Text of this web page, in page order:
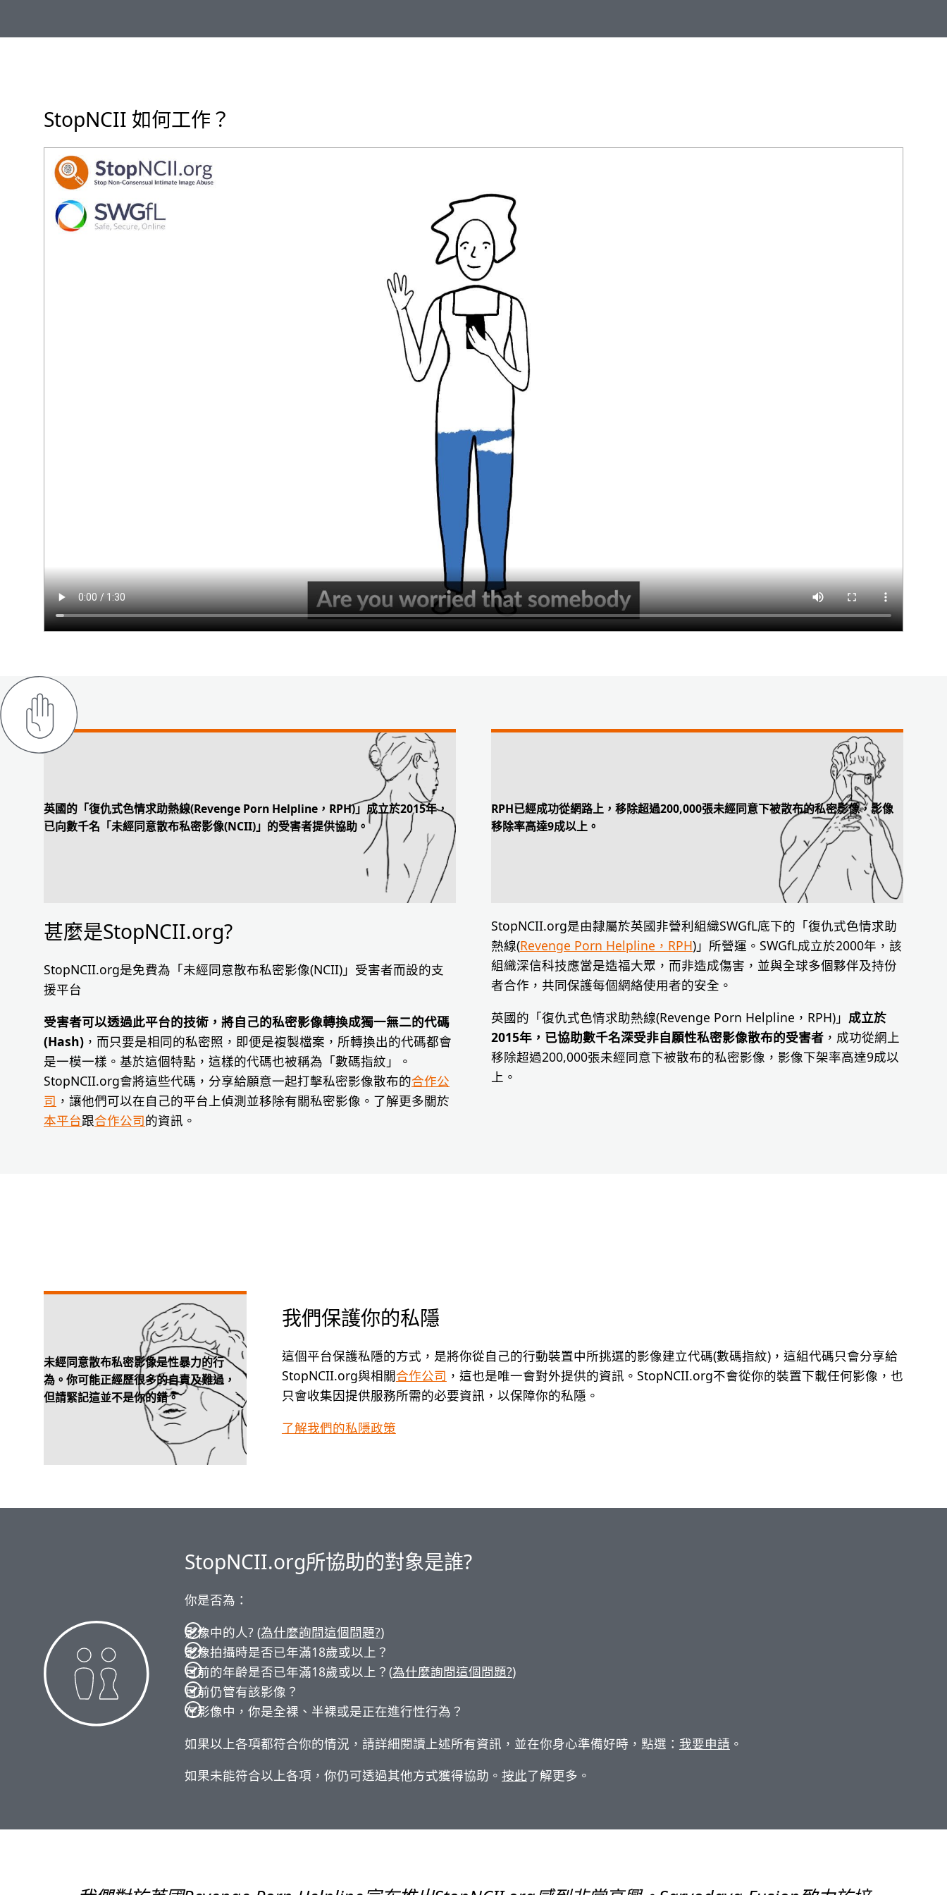
StopNCII 如何工作？
英國的「復仇式色情求助熱線(Revenge Porn Helpline，RPH)」成立於2015年，
已向數千名「未經同意散布私密影像(NCII)」的受害者提供協助。
甚麼是StopNCII.org?
StopNCII.org是免費為「未經同意散布私密影像(NCII)」受害者而設的支
援平台
受害者可以透過此平台的技術，將自己的私密影像轉換成獨一無二的代碼
(Hash) ，而只要是相同的私密照，即便是複製檔案，所轉換出的代碼都會
是一模一樣。基於這個特點，這樣的代碼也被稱為「數碼指紋」。
StopNCII.org會將這些代碼，分享給願意一起打擊私密影像散布的合作公
司 ，讓他們可以在自己的平台上偵測並移除有關私密影像。了解更多關於
本平台跟合作公司的資訊。
RPH已經成功從網路上，移除超過200,000張未經同意下被散布的私密影像，影像
移除率高達9成以上。
StopNCII.org是由隸屬於英國非營利組織SWGfL底下的「復仇式色情求助
熱線(Revenge Porn Helpline，RPH)」所營運。SWGfL成立於2000年，該
組織深信科技應當是造福大眾，而非造成傷害，並與全球多個夥伴及持份
者合作，共同保護每個網絡使用者的安全。
英國的「復仇式色情求助熱線(Revenge Porn Helpline，RPH)」 成立於
2015年，已協助數千名深受非自願性私密影像散布的受害者 ，成功從網上
移除超過200,000張未經同意下被散布的私密影像，影像下架率高達9成以
上。
未經同意散布私密影像是性暴力的行
為。你可能正經歷很多的自責及難過，
但請緊記這並不是你的錯。
我們保護你的私隱
這個平台保護私隱的方式，是將你從自己的行動裝置中所挑選的影像建立代碼(數碼指紋)，這組代碼只會分享給
StopNCII.org與相關合作公司 ，這也是唯一會對外提供的資訊。StopNCII.org不會從你的裝置下載任何影像，也
只會收集因提供服務所需的必要資訊，以保障你的私隱。
了解我們的私隱政策
StopNCII.org所協助的對象是誰?
你是否為：
影像中的人? (為什麼詢問這個問題?)
影像拍攝時是否已年滿18歲或以上？
目前的年齡是否已年滿18歲或以上？(為什麼詢問這個問題?)
目前仍管有該影像？
在影像中，你是全裸、半裸或是正在進行性行為？
如果以上各項都符合你的情況，請詳細閱讀上述所有資訊，並在你身心準備好時，點選： 我要申請 。
如果未能符合以上各項，你仍可透過其他方式獲得協助。 按此了解更多。